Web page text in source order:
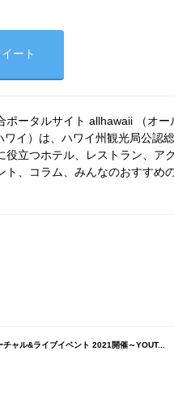
ート
ポータルサイト allhawaii （オー
イ）は、ハワイ州観光局公認
役立つホテル、レストラン、ア
ト、コラム、みんなのおすすめ
ャル&ライブイベント 2021開催～YOUT...